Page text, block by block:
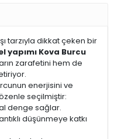
tarzıyla dikkat çeken bir
yapımı Kova Burcu
zarafetini hem de
enerjisini ve
seçilmiştir:
denge sağlar.
düşünmeye katkı